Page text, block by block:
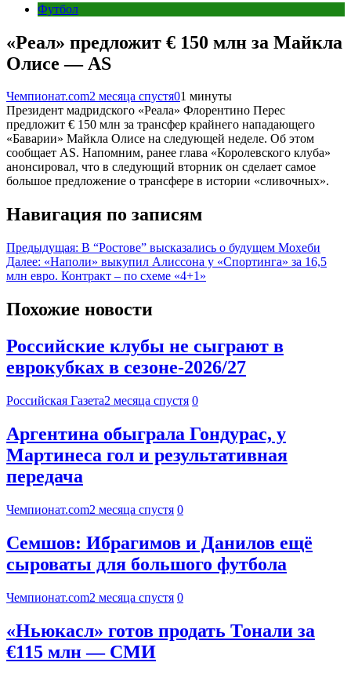
Футбол
«Реал» предложит € 150 млн за Майкла
Олисе — AS
Чемпионат.com2 месяца спустя01 минуты
Президент мадридского «Реала» Флорентино Перес
предложит € 150 млн за трансфер крайнего нападающего
«Баварии» Майкла Олисе на следующей неделе. Об этом
сообщает AS. Напомним, ранее глава «Королевского клуба»
анонсировал, что в следующий вторник он сделает самое
большое предложение о трансфере в истории «сливочных».
Навигация по записям
Предыдущая: В “Ростове” высказались о будущем Мохеби
Далее: «Наполи» выкупил Алиссона у «Спортинга» за 16,5
млн евро. Контракт – по схеме «4+1»
Похожие новости
Российские клубы не сыграют в
еврокубках в сезоне-2026/27
Российская Газета2 месяца спустя 0
Аргентина обыграла Гондурас, у
Мартинеса гол и результативная
передача
Чемпионат.com2 месяца спустя 0
Семшов: Ибрагимов и Данилов ещё
сыроваты для большого футбола
Чемпионат.com2 месяца спустя 0
«Ньюкасл» готов продать Тонали за
€115 млн — СМИ